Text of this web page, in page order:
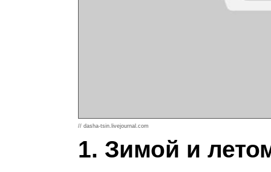
// dasha-tsin.livejournal.com
1. Зимой и